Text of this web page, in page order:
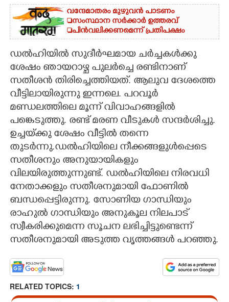
CONTACT US
വന്ദേമാതരം മുഴുവൻ പാടണം
സംസ്ഥാന സർക്കാർ ഉത്തരവ്
പിൻവലിക്കണമെന്ന് പ്രതിപക്ഷം
ഡൽഹിയിൽ സുദീർഘമായ ചർച്ചകൾക്കു
ശേഷം ഞായറാഴ്ച പുലർച്ചെ രണ്ടിനാണ്
സതീശൻ തിരിച്ചെത്തിയത്. ആലുവ ദേശത്തെ
വീട്ടിലായിരുന്നു ഇന്നലെ. പറവൂർ
മണ്ഡലത്തിലെ മൂന്ന് വിവാഹങ്ങളിൽ
പങ്കെടുത്തു. രണ്ട് മരണ വീടുകൾ സന്ദർശിച്ചു.
ഉച്ചയ്‌ക്കു ശേഷം വീട്ടിൽ തന്നെ
തുടർന്നു.ഡൽഹിയിലെ നീക്കങ്ങളുൾപ്പെടെ
സതീശനും അനുയായികളും
വിലയിരുത്തുന്നുണ്ട്. ഡൽഹിയിലെ നിരവധി
നേതാക്കളും സതീശനുമായി ഫോണിൽ
ബന്ധപ്പെട്ടിരുന്നു. സോണിയ ഗാന്ധിയും
രാഹുൽ ഗാന്ധിയും അനുകൂല നിലപാട്
സ്വീകരിക്കുമെന്ന സൂചന ലഭിച്ചിട്ടുണ്ടെന്ന്
സതീശനുമായി അടുത്ത വൃത്തങ്ങൾ പറഞ്ഞു.
RELATED TOPICS: 1